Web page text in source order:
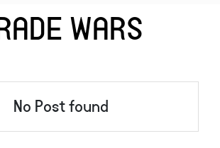
WARS
No Post found